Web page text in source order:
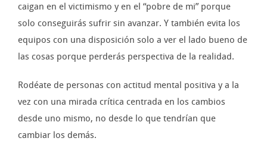
caigan en el victimismo y en el “pobre de mi” porque
solo conseguirás sufrir sin avanzar. Y también evita los
equipos con una disposición solo a ver el lado bueno de
las cosas porque perderás perspectiva de la realidad.
Rodéate de personas con actitud mental positiva y a la
vez con una mirada crítica centrada en los cambios
desde uno mismo, no desde lo que tendrían que
cambiar los demás.